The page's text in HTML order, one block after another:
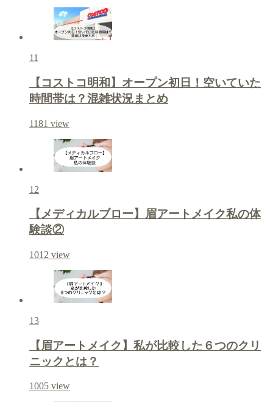
11
【コストコ明和】オープン初日！空いていた
時間帯は？混雑状況まとめ
1181 view
12
【メディカルブロー】眉アートメイク私の体
験談②
1012 view
13
【眉アートメイク】私が比較した６つのクリ
ニックとは？
1005 view